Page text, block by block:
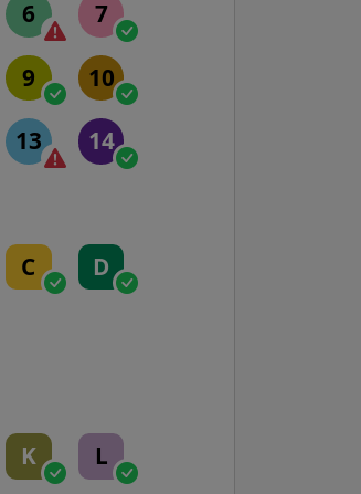
6 7
9 10
13 14
C D
K L